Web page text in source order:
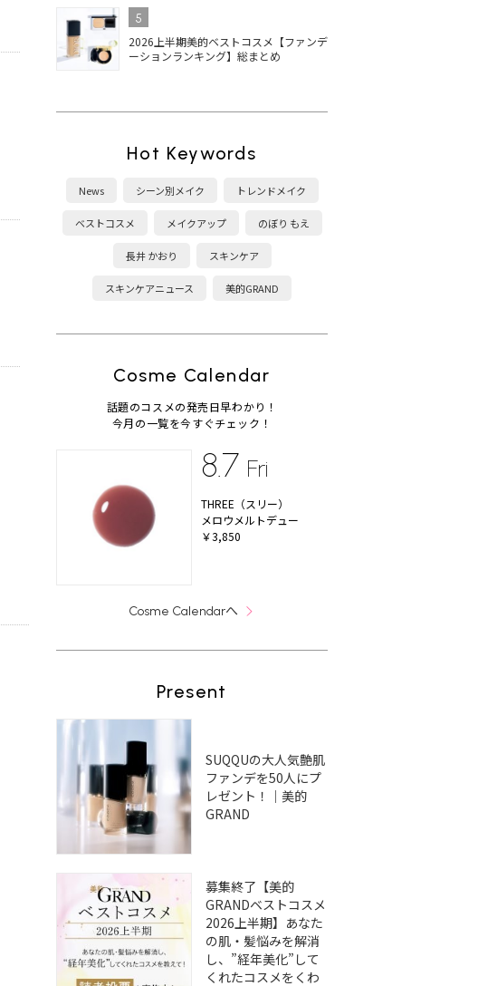
5
2026上半期美的ベストコスメ【ファンデ
ーションランキング】総まとめ
Hot Keywords
News シーン別メイク トレンドメイク
ベストコスメ メイクアップ のぼり もえ
長井 かおり スキンケア
スキンケアニュース 美的GRAND
Cosme Calendar
話題のコスメの発売日早わかり！
今月の一覧を今すぐチェック！
8.7 Fri
THREE（スリー）
メロウメルトデュー
￥3,850
Cosme Calendarへ
Present
SUQQUの大人気艶肌
ファンデを50人にプ
レゼント！｜美的
GRAND
募集終了【美的
GRANDベストコスメ
2026上半期】あなた
の肌・髪悩みを解消
し、”経年美化”して
くれたコスメをくわ